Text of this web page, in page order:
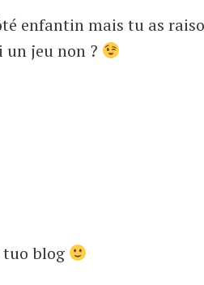
enfantin mais tu as
un jeu non ?
tuo blog